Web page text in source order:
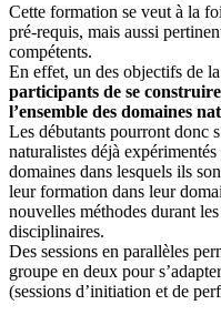
Cette formation se veut à la
pré-requis, mais aussi
compétents.
En effet, un des objectifs de
participants de se
l’ensemble des domaines
Les débutants pourront donc
naturalistes déjà
domaines dans lesquels ils
leur formation dans leur
nouvelles méthodes durant
disciplinaires.
Des sessions en parallèles
groupe en deux pour
(sessions d’initiation et de